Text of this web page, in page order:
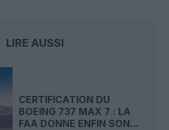
LIRE AUSSI
CERTIFICATION DU
BOEING 737 MAX 7 : LA
FAA DONNE ENFIN SON...